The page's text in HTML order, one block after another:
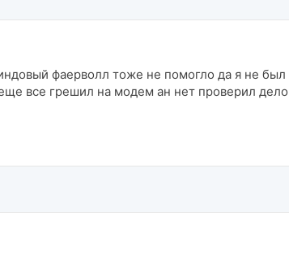
фаерволл тоже не помогло да я не был
все грешил на модем ан нет проверил